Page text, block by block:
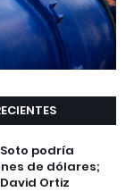
podría
de dólares;
Ortiz